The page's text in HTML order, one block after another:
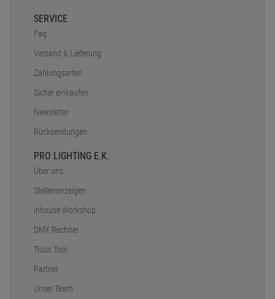
SERVICE
Faq
Versand & Lieferung
Zahlungsarten
Sicher einkaufen
Newsletter
Rücksendungen
PRO LIGHTING E.K.
Über uns
Stellenanzeigen
Inhouse Workshop
DMX Rechner
Truss Tool
Partner
Unser Team